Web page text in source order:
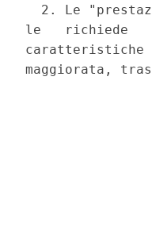
2. Le
le   richiede